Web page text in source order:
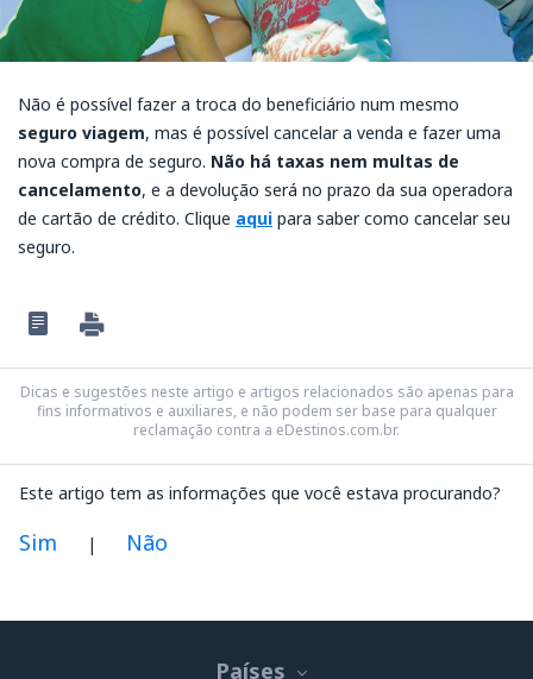
Não é possível fazer a troca do beneficiário num mesmo
seguro viagem, mas é possível cancelar a venda e fazer uma
nova compra de seguro. Não há taxas nem multas de
cancelamento, e a devolução será no prazo da sua operadora
de cartão de crédito. Clique aqui para saber como cancelar seu
seguro.
Dicas e sugestões neste artigo e artigos relacionados são apenas para
fins informativos e auxiliares, e não podem ser base para qualquer
reclamação contra a eDestinos.com.br.
Este artigo tem as informações que você estava procurando?
Sim | Não
Países